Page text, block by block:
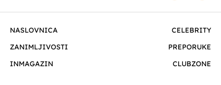
NASLOVNICA
CELEBRITY
ZANIMLJIVOSTI
PREPORUKE
INMAGAZIN
CLUBZONE